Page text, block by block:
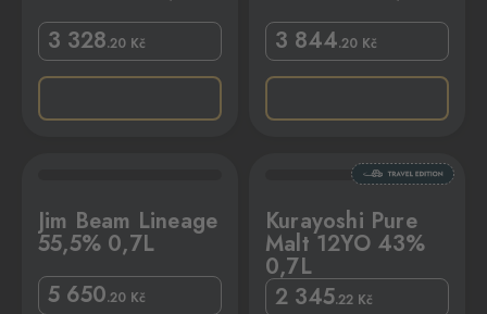
3 328.20 Kč
3 844.20 Kč
Jim Beam Lineage
55,5% 0,7L
5 650.20 Kč
Kurayoshi Pure
Malt 12YO 43%
0,7L
2 345.22 Kč